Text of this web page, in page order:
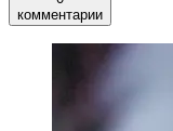
комментарии